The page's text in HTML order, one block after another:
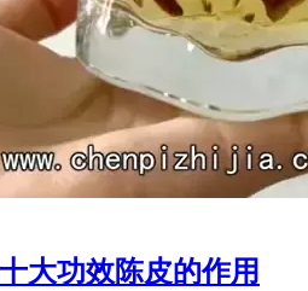
大功效陈皮的作用